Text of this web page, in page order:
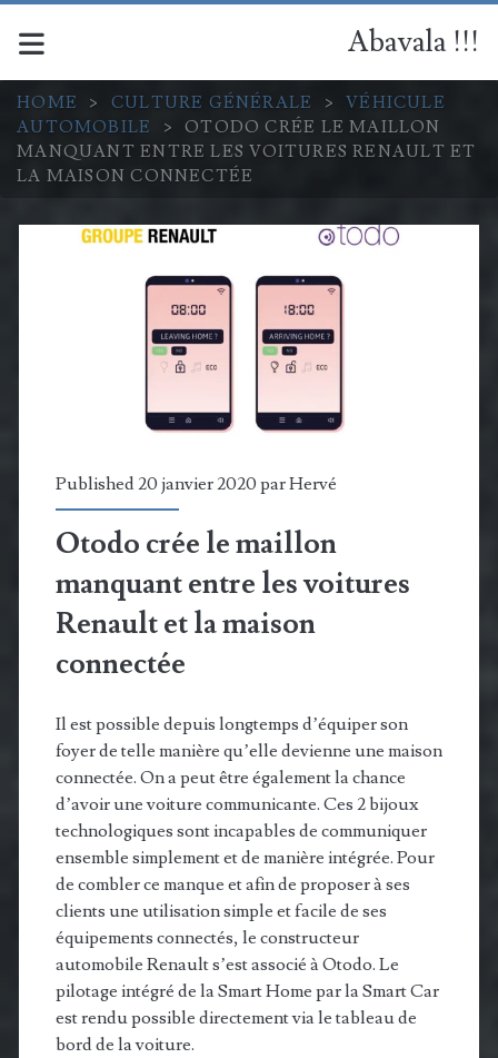
Abavala !!!
HOME > CULTURE GÉNÉRALE >
VÉHICULE
AUTOMOBILE
>
OTODO CRÉE LE MAILLON
MANQUANT ENTRE LES VOITURES RENAULT ET
LA MAISON CONNECTÉE
Published 20 janvier 2020 parHervé
Otodo crée le maillon
manquant entre les voitures
Renault et la maison
connectée
Il est possible depuis longtemps d’équiper son
foyer de telle manière qu’elle devienne une maison
connectée. On a peut être également la chance
d’avoir une voiture communicante. Ces 2 bijoux
technologiques sont incapables de communiquer
ensemble simplement et de manière intégrée. Pour
de combler ce manque et afin de proposer à ses
clients une utilisation simple et facile de ses
équipements connectés, le constructeur
automobile Renault s’est associé à Otodo. Le
pilotage intégré de la Smart Home par la Smart Car
est rendu possible directement via le tableau de
bord de la voiture.